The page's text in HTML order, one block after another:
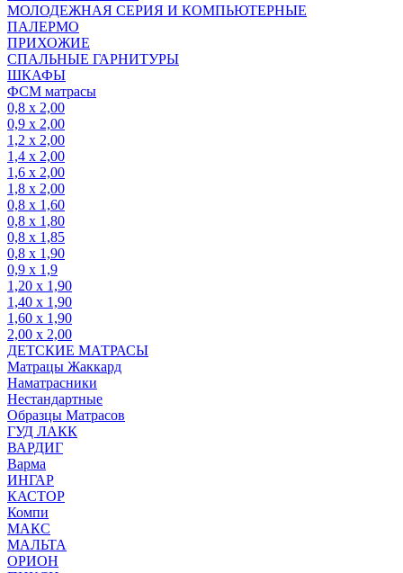
МОЛОДЕЖНАЯ СЕРИЯ И КОМПЬЮТЕРНЫЕ
ПАЛЕРМО
ПРИХОЖИЕ
СПАЛЬНЫЕ ГАРНИТУРЫ
ШКАФЫ
ФСМ матрасы
0,8 х 2,00
0,9 х 2,00
1,2 х 2,00
1,4 х 2,00
1,6 х 2,00
1,8 х 2,00
0,8 х 1,60
0,8 х 1,80
0,8 х 1,85
0,8 х 1,90
0,9 х 1,9
1,20 х 1,90
1,40 х 1,90
1,60 х 1,90
2,00 х 2,00
ДЕТСКИЕ МАТРАСЫ
Матрацы Жаккард
Наматрасники
Нестандартные
Образцы Матрасов
ГУД ЛАКК
ВАРДИГ
Варма
ИНГАР
КАСТОР
Компи
МАКС
МАЛЬТА
ОРИОН